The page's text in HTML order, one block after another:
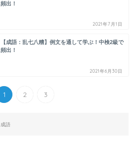
頻出！
2021年7月1日
【成語：乱七八糟】例文を通して学ぶ！中検2級で
頻出！
2021年6月30日
1 2 3
成語